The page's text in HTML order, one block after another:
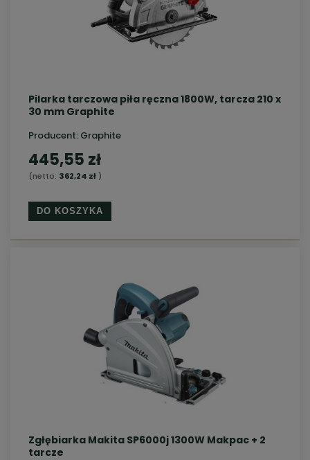
Pilarka tarczowa piła ręczna 1800W, tarcza 210 x
30 mm Graphite
Producent: Graphite
445,55 zł
(netto: 362,24 zł)
DO KOSZYKA
Zgłębiarka Makita SP6000j 1300W Makpac + 2
tarcze